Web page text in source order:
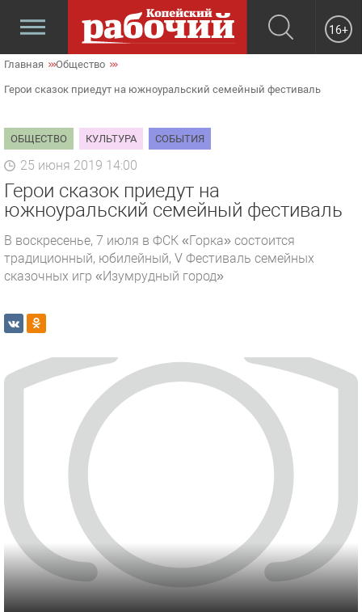
16+
Главная Общество
Герои сказок приедут на южноуральский семейный фестиваль
ОБЩЕСТВО КУЛЬТУРА СОБЫТИЯ
25 июня 2019 14:00
Герои сказок приедут на
южноуральский семейный фестиваль
В воскресенье, 7 июля в ФСК «Горка» состоится
традиционный, юбилейный, V Фестиваль семейных
сказочных игр «Изумрудный город»